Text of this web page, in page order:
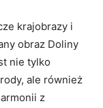
krajobrazy ⁤i⁤
obraz Doliny
nie tylko
ale również
z